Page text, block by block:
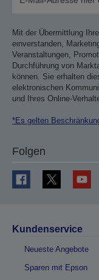
Mit der Übermittlung
einverstanden,
Veranstaltungen,
Durchführung von
können. Sie erhalten
elektronischen
und Ihres Online-
*Es gelten
Folgen
Kundenservice
Neueste Angebote
Sparen mit Epson